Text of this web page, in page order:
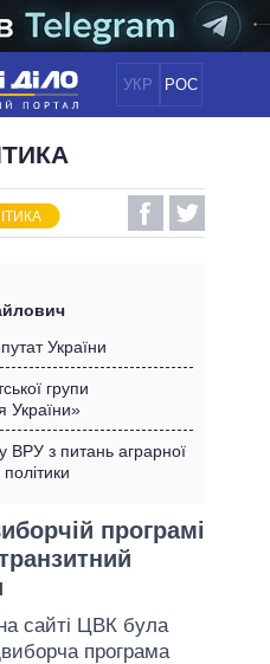
УКР РОС
ПОЛІТИКА
ЕКОНОМІКА
СВІТ
ПОЛІТИКІВ
України
групи
України»
ВРУ з питань аграрної
програмі
сайті ЦВК була
програма